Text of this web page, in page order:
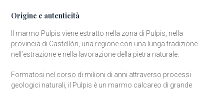
Origine e autenticità
Il marmo Pulpis viene estratto nella zona di Pulpis, nella
provincia di Castellón, una regione con una lunga tradizione
nell’estrazione e nella lavorazione della pietra naturale.
Formatosi nel corso di milioni di anni attraverso processi
geologici naturali, il Pulpis è un marmo calcareo di grande